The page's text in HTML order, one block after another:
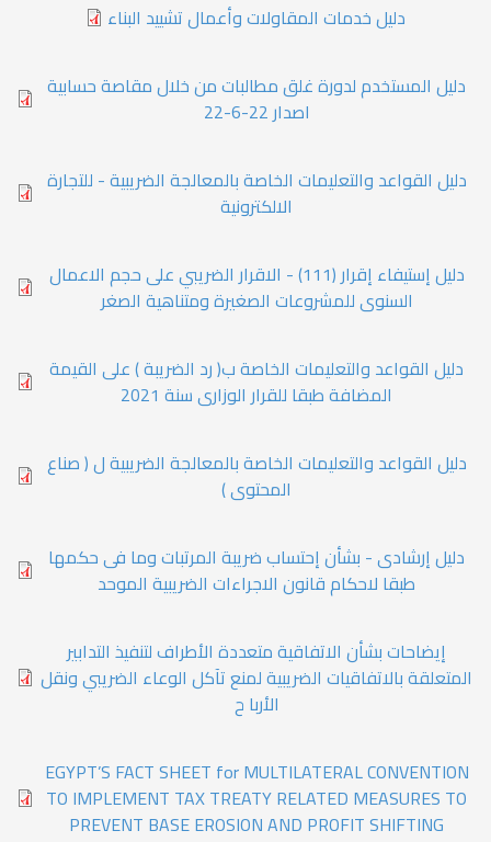
دليل خدمات المقاولات وأعمال تشييد البناء
دليل المستخدم لدورة غلق مطالبات من خلال مقاصة حسابية
اصدار 22-6-22
دليل القواعد والتعليمات الخاصة بالمعالجة الضريبية - للتجارة
الالكترونية
دليل إستيفاء إقرار (111) - الاقرار الضريبي على حجم الاعمال
السنوى للمشروعات الصغيرة ومتناهية الصغر
دليل القواعد والتعليمات الخاصة ب( رد الضريبة ) على القيمة
المضافة طبقا للقرار الوزارى سنة 2021
دليل القواعد والتعليمات الخاصة بالمعالجة الضريبية ل ( صناع
المحتوى )
دليل إرشادى - بشأن إحتساب ضريبة المرتبات وما فى حكمها
طبقا لاحكام قانون الاجراءات الضريبية الموحد
إيضاحات بشأن الاتفاقية متعددة الأطراف لتنفيذ التدابير
المتعلقة بالاتفاقيات الضريبية لمنع تآكل الوعاء الضريبي ونقل
الأربا ح
EGYPT’S FACT SHEET for MULTILATERAL CONVENTION
TO IMPLEMENT TAX TREATY RELATED MEASURES TO
PREVENT BASE EROSION AND PROFIT SHIFTING